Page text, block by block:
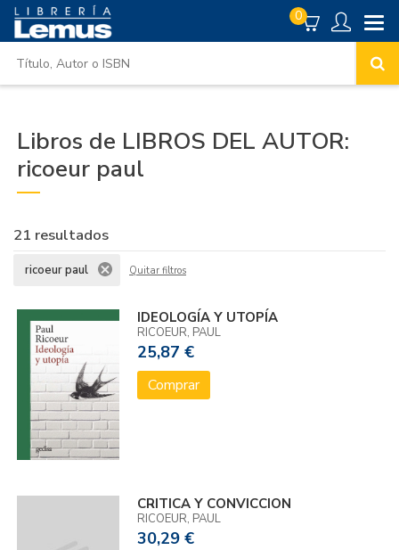
0
Libros de LIBROS DEL AUTOR:
ricoeur paul
21 resultados
ricoeur paul Quitar filtros
IDEOLOGÍA Y UTOPÍA
RICOEUR, PAUL
25,87 €
Comprar
CRITICA Y CONVICCION
RICOEUR, PAUL
30,29 €